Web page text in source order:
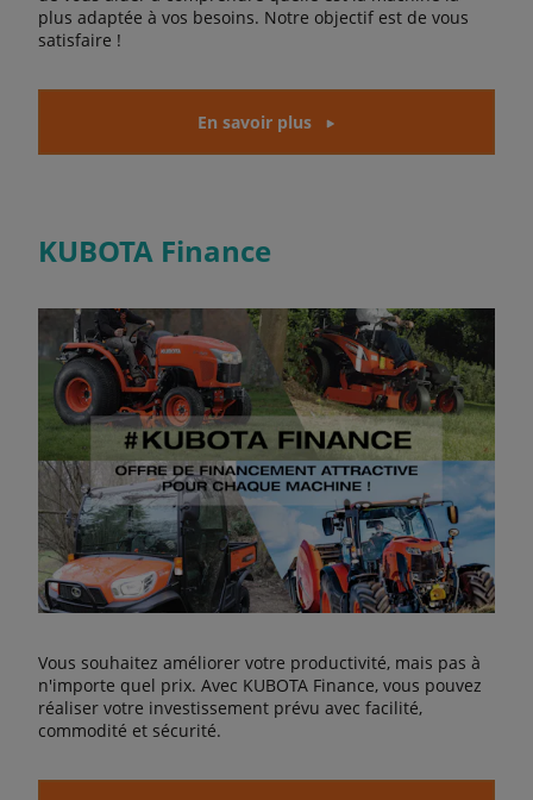
plus adaptée à vos besoins. Notre objectif est de vous
satisfaire !
En savoir plus
KUBOTA Finance
Vous souhaitez améliorer votre productivité, mais pas à
n'importe quel prix. Avec KUBOTA Finance, vous pouvez
réaliser votre investissement prévu avec facilité,
commodité et sécurité.